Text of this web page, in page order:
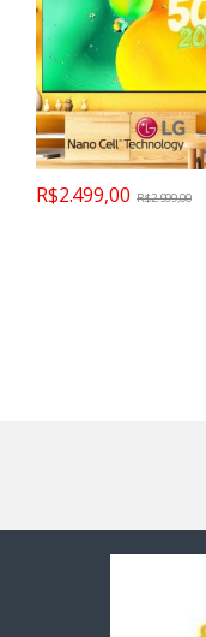
R$2.499,00 R$2.999,00